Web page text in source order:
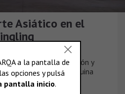
Asiático en el
Asiático es una adición y
del ala oeste en la esquina
Museo.